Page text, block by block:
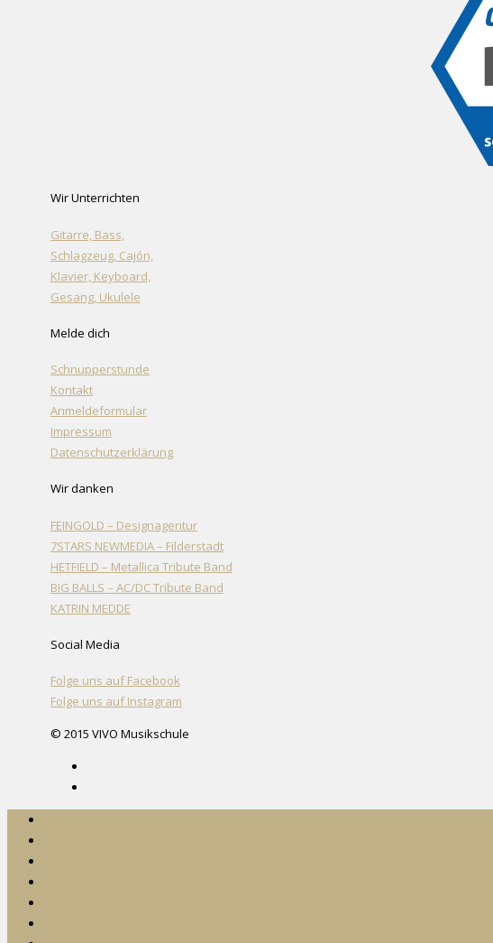
Wir Unterrichten
Gitarre, Bass,
Schlagzeug, Cajón,
Klavier, Keyboard,
Gesang, Ukulele
Melde dich
Schnupperstunde
Kontakt
Anmeldeformular
Impressum
Datenschutzerklärung
Wir danken
FEINGOLD – Designagentur
7STARS NEWMEDIA – Filderstadt
HETFIELD – Metallica Tribute Band
BIG BALLS – AC/DC Tribute Band
KATRIN MEDDE
Social Media
Folge uns auf Facebook
Folge uns auf Instagram
© 2015 VIVO Musikschule